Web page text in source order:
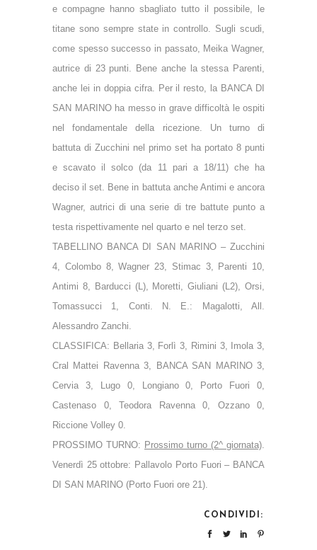
e compagne hanno sbagliato tutto il possibile, le
titane sono sempre state in controllo. Sugli scudi,
come spesso successo in passato, Meika Wagner,
autrice di 23 punti. Bene anche la stessa Parenti,
anche lei in doppia cifra. Per il resto, la BANCA DI
SAN MARINO ha messo in grave difficoltà le ospiti
nel fondamentale della ricezione. Un turno di
battuta di Zucchini nel primo set ha portato 8 punti
e scavato il solco (da 11 pari a 18/11) che ha
deciso il set. Bene in battuta anche Antimi e ancora
Wagner, autrici di una serie di tre battute punto a
testa rispettivamente nel quarto e nel terzo set.
TABELLINO BANCA DI SAN MARINO – Zucchini
4, Colombo 8, Wagner 23, Stimac 3, Parenti 10,
Antimi 8, Barducci (L), Moretti, Giuliani (L2), Orsi,
Tomassucci 1, Conti. N. E.: Magalotti, All.
Alessandro Zanchi.
CLASSIFICA: Bellaria 3, Forlì 3, Rimini 3, Imola 3,
Cral Mattei Ravenna 3, BANCA SAN MARINO 3,
Cervia 3, Lugo 0, Longiano 0, Porto Fuori 0,
Castenaso 0, Teodora Ravenna 0, Ozzano 0,
Riccione Volley 0.
PROSSIMO TURNO: Prossimo turno (2^ giornata).
Venerdì 25 ottobre: Pallavolo Porto Fuori – BANCA
DI SAN MARINO (Porto Fuori ore 21).
CONDIVIDI: